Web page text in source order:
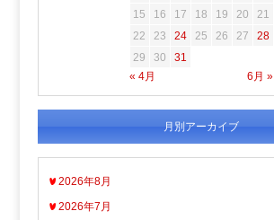
« 4月 6月 »
15
16 17 18 19 20
21
22
23 24 25 26 27
28
29
30 31
月別アーカイブ
2026年8月
2026年7月